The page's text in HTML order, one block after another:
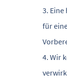
3.
für
4. Wir